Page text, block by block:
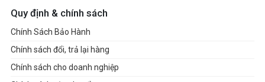
Quy định & chính sách
Chính Sách Bảo Hành
Chính sách đổi, trả lại hàng
Chính sách cho doanh nghiệp